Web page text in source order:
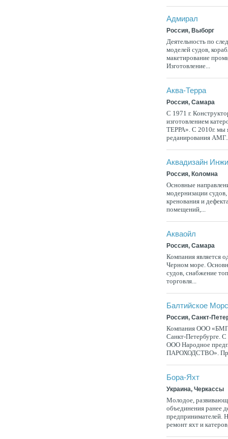
Адмирал
Россия, Выборг
Деятельность по
моделей судов,
макетирование
Изготовление...
Аква-Терра
Россия, Самара
С 1971 г.
изготовлением
ТЕРРА». С 2010г. мы
реданирования
Аквадизайн
Россия, Коломна
Основные
модернизации
кренования и
помещений,...
Акваойл
Россия, Самара
Компания является
Черном море.
судов, снабжение
торговля...
Балтийское
Россия, Санкт-
Компания ООО
Санкт-Петербурге. С
ООО Народное
ПАРОХОДСТВО».
Бора-Яхт
Украина, Черкассы
Молодое,
объединения ранее
предпринимателей.
ремонт яхт и